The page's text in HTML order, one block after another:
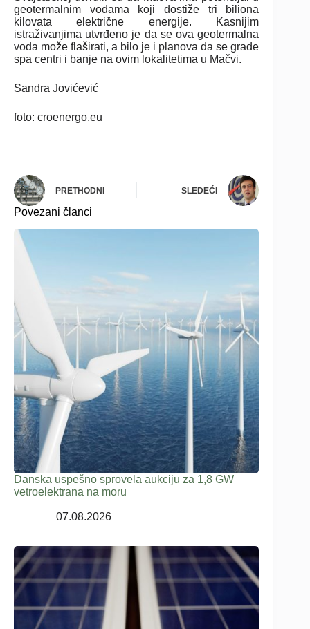
geotermalnim vodama koji dostiže tri biliona
kilovata električne energije. Kasnijim
istraživanjima utvrđeno je da se ova geotermalna
voda može flaširati, a bilo je i planova da se grade
spa centri i banje na ovim lokalitetima u Mačvi.
Sandra Jovićević
foto: croenergo.eu
PRETHODNI SLEDEĆI
Povezani članci
Danska uspešno sprovela aukciju za 1,8 GW
vetroelektrana na moru
07.08.2026